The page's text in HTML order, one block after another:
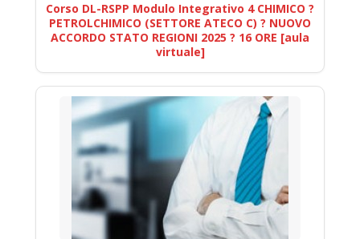
Corso DL-RSPP Modulo Integrativo 4 CHIMICO ?
PETROLCHIMICO (SETTORE ATECO C) ? NUOVO
ACCORDO STATO REGIONI 2025 ? 16 ORE [aula
virtuale]